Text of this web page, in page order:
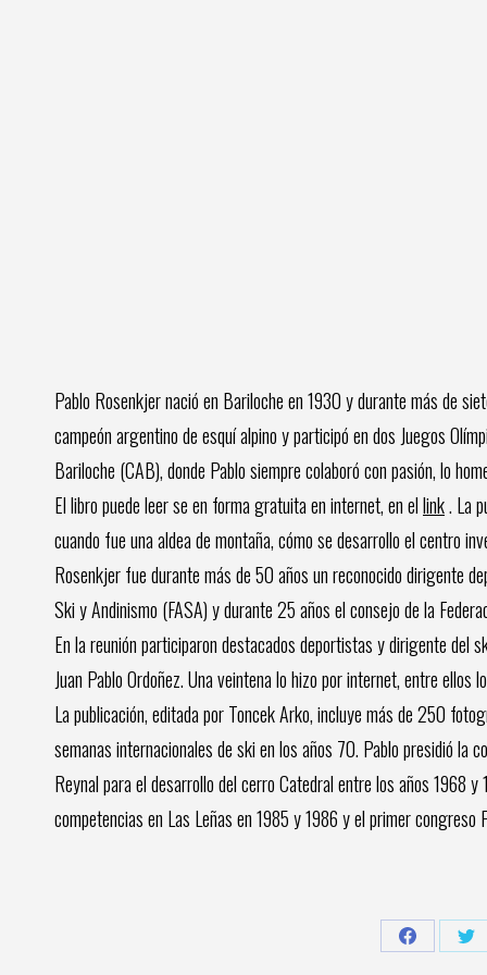
Pablo Rosenkjer nació en Bariloche en 1930 y durante más de
campeón argentino de esquí alpino y participó en dos Juegos
Bariloche (CAB), donde Pablo siempre colaboró con pasión, lo
El libro puede leer se en forma gratuita en internet, en ellink. La
cuando fue una aldea de montaña, cómo se desarrollo el centro
Rosenkjer fue durante más de 50 años un reconocido dirigente
Ski y Andinismo (FASA) y durante 25 años el consejo de la
En la reunión participaron destacados deportistas y dirigente del
Juan Pablo Ordoñez. Una veintena lo hizo por internet, entre
La publicación, editada por Toncek Arko, incluye más de 250
semanas internacionales de ski en los años 70. Pablo presidió la
Reynal para el desarrollo del cerro Catedral entre los años 1968
competencias en Las Leñas en 1985 y 1986 y el primer congreso
Share